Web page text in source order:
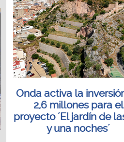
Onda activa la
2,6 millones para el
proyecto ´El jardín de
y una noches´